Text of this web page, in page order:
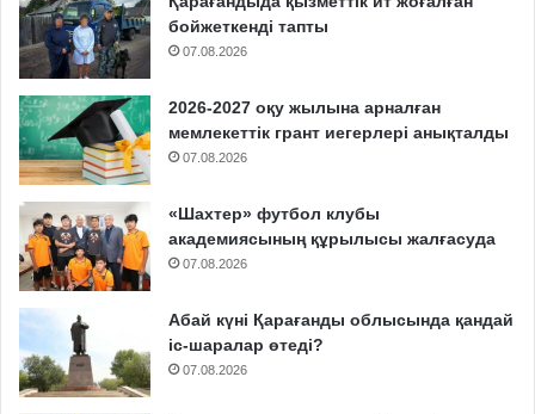
бойжеткенді тапты
07.08.2026
2026-2027 оқу жылына арналған
мемлекеттік грант иегерлері анықталды
07.08.2026
«Шахтер» футбол клубы
академиясының құрылысы жалғасуда
07.08.2026
Абай күні Қарағанды облысында қандай
іс-шаралар өтеді?
07.08.2026